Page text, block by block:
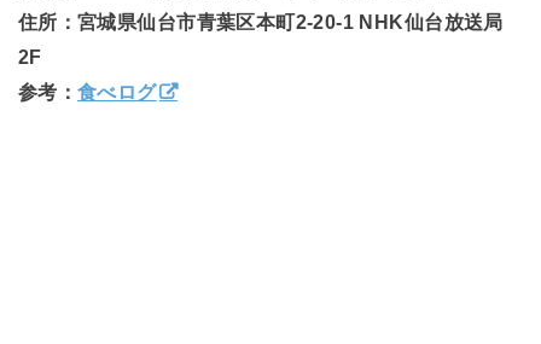
住所：宮城県仙台市青葉区本町2-20-1 NHK仙台放送局
2F
参考：食べログ